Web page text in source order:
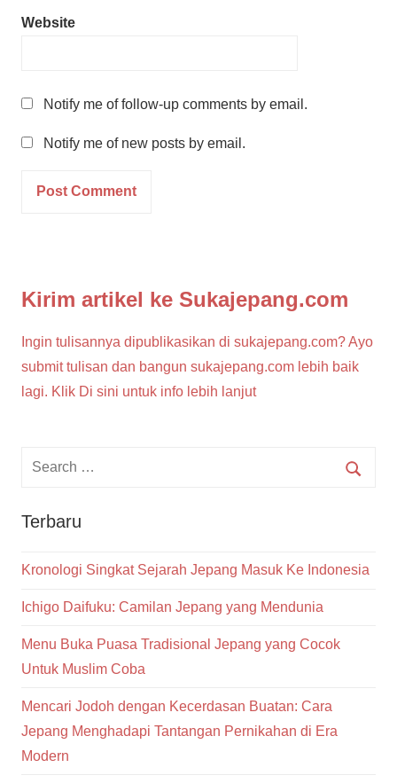
Website
Notify me of follow-up comments by email.
Notify me of new posts by email.
Kirim artikel ke Sukajepang.com
Ingin tulisannya dipublikasikan di sukajepang.com? Ayo
submit tulisan dan bangun sukajepang.com lebih baik
lagi. Klik Di sini untuk info lebih lanjut
Terbaru
Kronologi Singkat Sejarah Jepang Masuk Ke Indonesia
Ichigo Daifuku: Camilan Jepang yang Mendunia
Menu Buka Puasa Tradisional Jepang yang Cocok
Untuk Muslim Coba
Mencari Jodoh dengan Kecerdasan Buatan: Cara
Jepang Menghadapi Tantangan Pernikahan di Era
Modern